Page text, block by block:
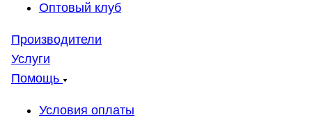
Оптовый клуб
Производители
Услуги
Помощь
Условия оплаты